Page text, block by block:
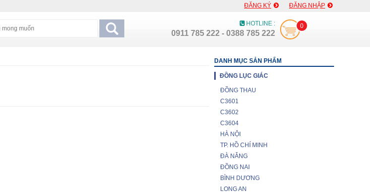
ĐĂNG KÝ ĐĂNG NHẬP
HOTLINE :
0911 785 222 - 0388 785 222
0
DANH MỤC SẢN PHẨM
ĐỒNG LỤC GIÁC
ĐỒNG THAU
C3601
C3602
C3604
HÀ NỘI
TP. HỒ CHÍ MINH
ĐÀ NẴNG
ĐỒNG NAI
BÌNH DƯƠNG
LONG AN